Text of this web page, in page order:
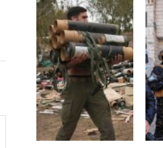
ABŞ-la...
İyul 31, 2025